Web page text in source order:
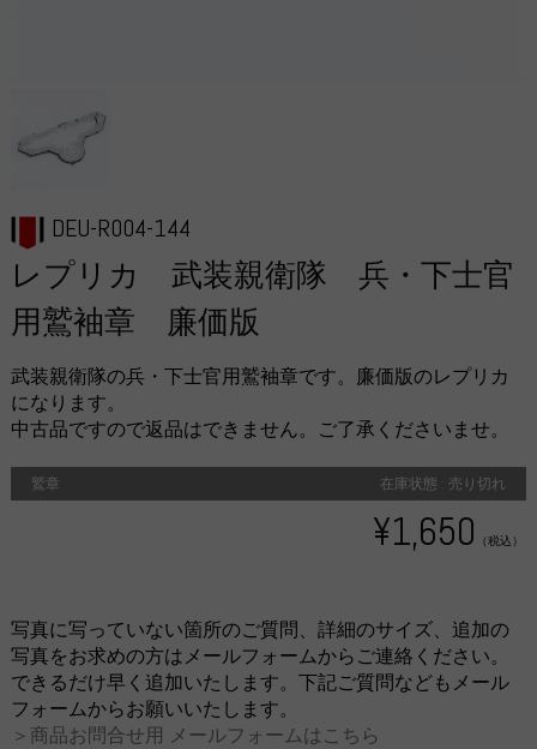
DEU-R004-144
レプリカ 武装親衛隊 兵・下士官
用鷲袖章 廉価版
武装親衛隊の兵・下士官用鷲袖章です。廉価版のレプリカ
になります。
中古品ですので返品はできません。ご了承くださいませ。
鷲章 在庫状態 : 売り切れ
¥1,650 （税込）
写真に写っていない箇所のご質問、詳細のサイズ、追加の
写真をお求めの方はメールフォームからご連絡ください。
できるだけ早く追加いたします。下記ご質問などもメール
フォームからお願いいたします。
＞商品お問合せ用 メールフォームはこちら